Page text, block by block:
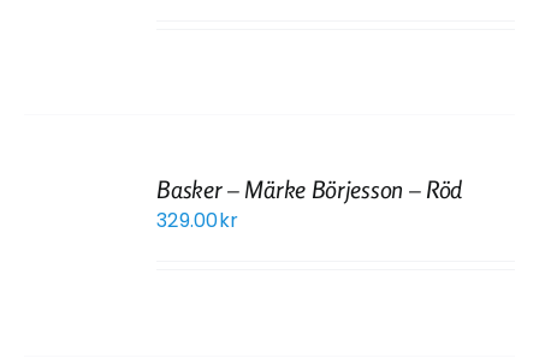
Basker – Märke Börjesson – Röd
329.00kr